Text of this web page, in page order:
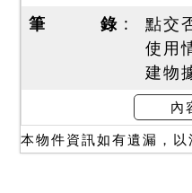
筆 錄
點交
使用
建物
係其
常，
樓後
內
本物件資訊如有遺漏，以